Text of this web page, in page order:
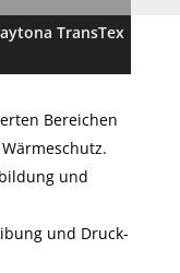
TransTex
Bereichen
und
und Druck­